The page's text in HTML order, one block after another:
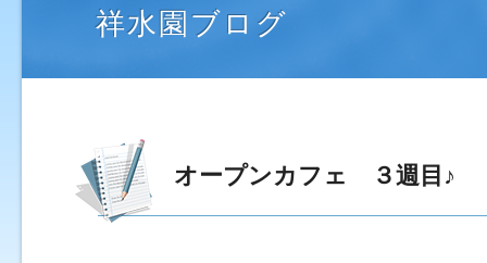
祥水園ブログ
オープンカフェ ３週目♪